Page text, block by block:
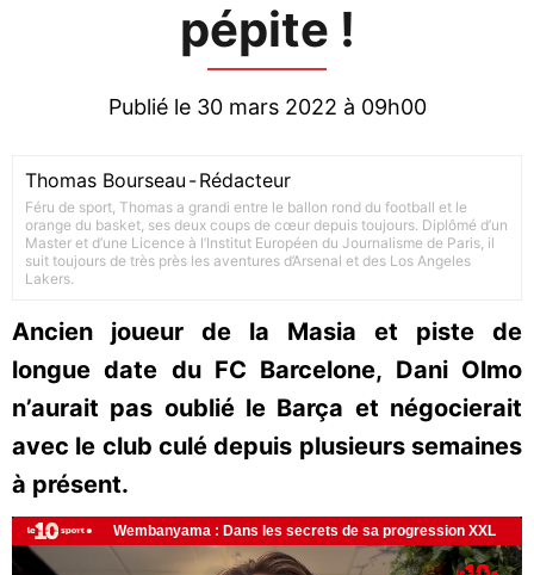
pépite !
Publié le 30 mars 2022 à 09h00
Thomas Bourseau -Rédacteur
Féru de sport, Thomas a grandi entre le ballon rond du football et le
orange du basket, ses deux coups de cœur depuis toujours. Diplômé d’un
Master et d’une Licence à l’Institut Européen du Journalisme de Paris, il
suit toujours de très près les aventures d’Arsenal et des Los Angeles
Lakers.
Ancien joueur de la Masia et piste de
longue date du FC Barcelone, Dani Olmo
n’aurait pas oublié le Barça et négocierait
avec le club culé depuis plusieurs semaines
à présent.